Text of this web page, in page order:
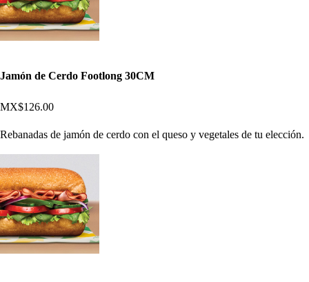
Jamón de Cerdo Footlong 30CM
MX$126.00
Rebanadas de jamón de cerdo con el queso y vegetales de tu elección.